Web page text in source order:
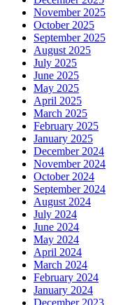
November 2025
October 2025
September 2025
August 2025
July 2025
June 2025
May 2025
April 2025
March 2025
February 2025
January 2025
December 2024
November 2024
October 2024
September 2024
August 2024
July 2024
June 2024
May 2024
April 2024
March 2024
February 2024
January 2024
December 2023